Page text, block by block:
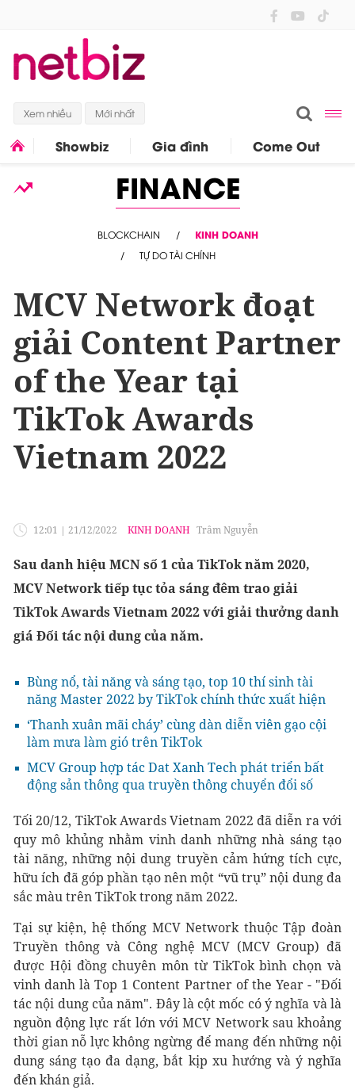
Xem nhiều Mới nhất
Showbiz Gia đình Come Out
FINANCE
BLOCKCHAIN
KINH DOANH
TỰ DO TÀI CHÍNH
MCV Network đoạt
giải Content Partner
of the Year tại
TikTok Awards
Vietnam 2022
12:01 | 21/12/2022 KINH DOANH Trâm Nguyễn
Sau danh hiệu MCN số 1 của TikTok năm 2020,
MCV Network tiếp tục tỏa sáng đêm trao giải
TikTok Awards Vietnam 2022 với giải thưởng danh
giá Đối tác nội dung của năm.
Bùng nổ, tài năng và sáng tạo, top 10 thí sinh tài
năng Master 2022 by TikTok chính thức xuất hiện
‘Thanh xuân mãi cháy’ cùng dàn diễn viên gạo cội
làm mưa làm gió trên TikTok
MCV Group hợp tác Dat Xanh Tech phát triển bất
động sản thông qua truyền thông chuyển đổi số
Tối 20/12, TikTok Awards Vietnam 2022 đã diễn ra với
quy mô khủng nhằm vinh danh những nhà sáng tạo
tài năng, những nội dung truyền cảm hứng tích cực,
hữu ích đã góp phần tạo nên một “vũ trụ” nội dung đa
sắc màu trên TikTok trong năm 2022.
Tại sự kiện, hệ thống MCV Network thuộc Tập đoàn
Truyền thông và Công nghệ MCV (MCV Group) đã
được Hội đồng chuyên môn từ TikTok bình chọn và
vinh danh là Top 1 Content Partner of the Year - "Đối
tác nội dung của năm". Đây là cột mốc có ý nghĩa và là
nguồn động lực rất lớn với MCV Network sau khoảng
thời gian nỗ lực không ngừng để mang đến những nội
dung sáng tạo đa dạng, bắt kịp xu hướng và ý nghĩa
đến khán giả.